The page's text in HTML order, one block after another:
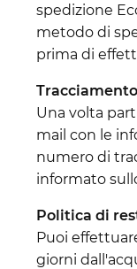
spedizione
metodo di
prima di
Una volta
mail con le
numero di
informato
Politica di
Puoi
giorni